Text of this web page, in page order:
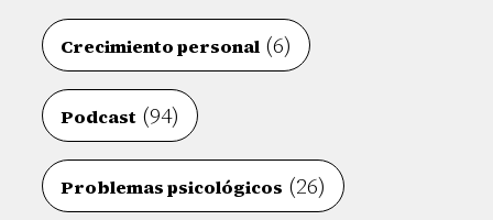
Crecimiento personal (6)
Podcast (94)
Problemas psicológicos (26)